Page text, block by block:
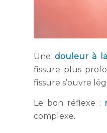
Une douleur à
fissure plus
fissure s’ouvre
Le bon réflexe :
complexe.